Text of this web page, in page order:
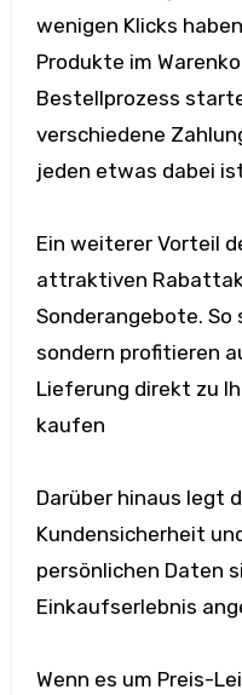
wenigen Klicks
Produkte im
Bestellprozess
verschiedene
jeden etwas dabei
Ein weiterer Vorteil
attraktiven
Sonderangebote. So
sondern profitieren
Lieferung direkt zu
kaufen
Darüber hinaus legt
Kundensicherheit
persönlichen Daten
Einkaufserlebnis
Wenn es um Preis-